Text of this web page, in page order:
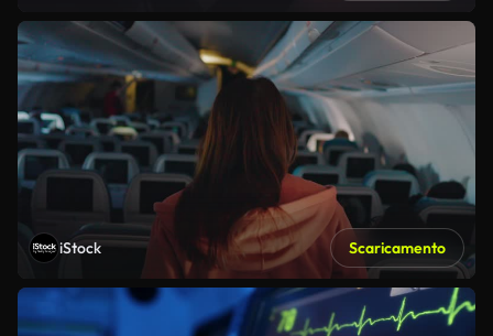
iStock Scaricamento